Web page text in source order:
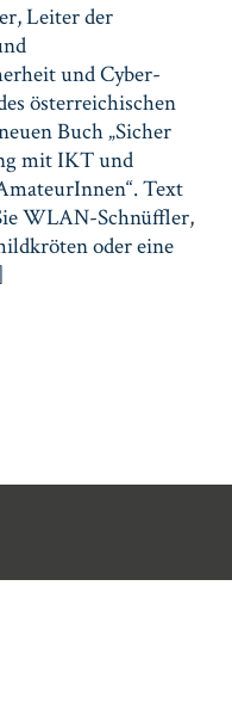
Leiter der
und Cyber-
österreichischen
Buch „Sicher
mit IKT und
Text
WLAN-Schnüffler,
oder eine